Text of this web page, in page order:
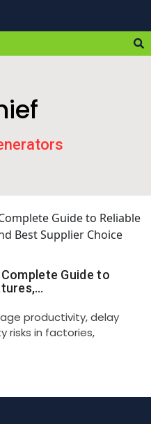
Guide to
productivity, delay
risks in factories,